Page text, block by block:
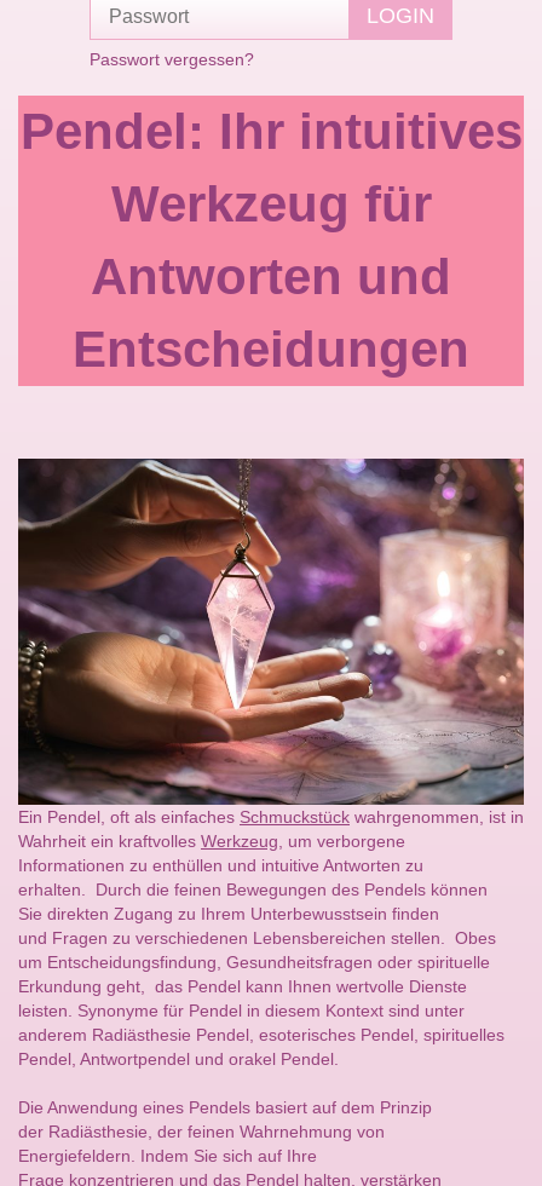
Passwort vergessen?
Pendel: Ihr intuitives
Werkzeug für
Antworten und
Entscheidungen
Ein Pendel, oft als einfaches Schmuckstück wahrgenommen, ist in
Wahrheit ein kraftvolles Werkzeug , um verborgene
Informationen zu enthüllen und intuitive Antworten zu
erhalten. Durch die feinen Bewegungen des Pendels können
Sie direkten Zugang zu Ihrem Unterbewusstsein finden
und Fragen zu verschiedenen Lebensbereichen stellen. Obes
um Entscheidungsfindung, Gesundheitsfragen oder spirituelle
Erkundung geht, das Pendel kann Ihnen wertvolle Dienste
leisten. Synonyme für Pendel in diesem Kontext sind unter
anderem Radiästhesie Pendel, esoterisches Pendel, spirituelles
Pendel, Antwortpendel und orakel Pendel.
Die Anwendung eines Pendels basiert auf dem Prinzip
der Radiästhesie, der feinen Wahrnehmung von
Energiefeldern. Indem Sie sich auf Ihre
Frage konzentrieren und das Pendel halten, verstärken